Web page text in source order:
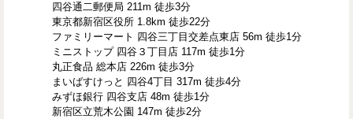
四谷通二郵便局 211m 徒歩3分
東京都新宿区役所 1.8km 徒歩22分
ファミリーマート 四谷三丁目交差点東店 56m 徒歩1分
ミニストップ 四谷３丁目店 117m 徒歩1分
丸正食品 総本店 226m 徒歩3分
まいばすけっと 四谷4丁目 317m 徒歩4分
みずほ銀行 四谷支店 48m 徒歩1分
新宿区立荒木公園 147m 徒歩2分